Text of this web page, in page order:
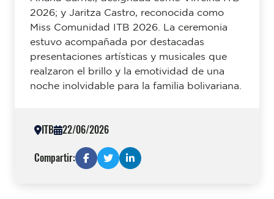
2026; y Jaritza Castro, reconocida como
Miss Comunidad ITB 2026. La ceremonia
estuvo acompañada por destacadas
presentaciones artísticas y musicales que
realzaron el brillo y la emotividad de una
noche inolvidable para la familia bolivariana.
ITB 22/06/2026
Compartir: